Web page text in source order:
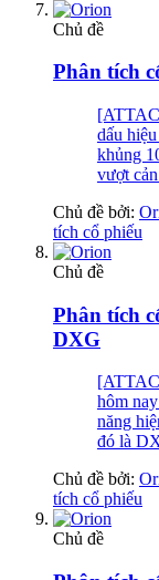
Chủ đề
Phân tích
dấu
khủng
vượt
Chủ đề bởi:
tích cổ phiếu
Chủ đề
Phân tích
DXG
hôm
năng
đó là
Chủ đề bởi:
tích cổ phiếu
Chủ đề